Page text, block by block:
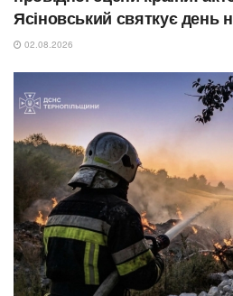
Ясіновський святкує день
02.08.2026